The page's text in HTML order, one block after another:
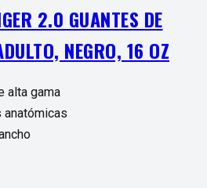
2.0 GUANTES DE
NEGRO, 16 OZ
alta gama
anatómicas